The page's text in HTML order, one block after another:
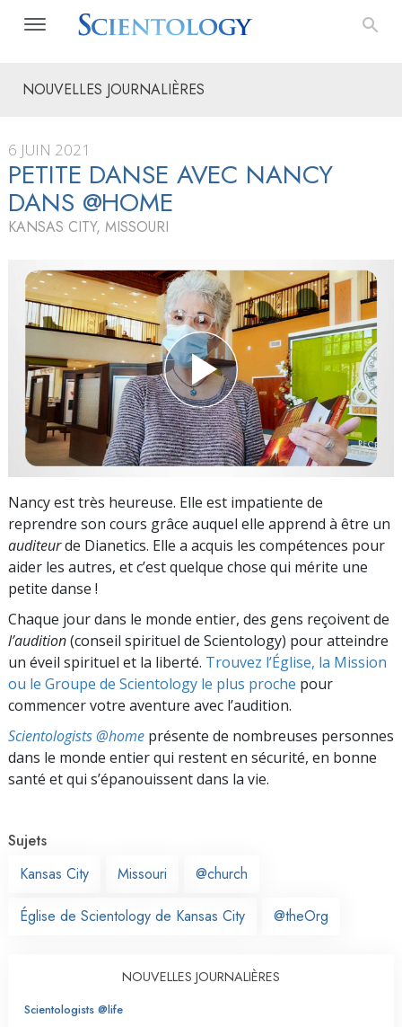
NOUVELLES JOURNALIÈRES
6 JUIN 2021
PETITE DANSE AVEC NANCY
DANS @HOME
KANSAS CITY, MISSOURI
Nancy est très heureuse. Elle est impatiente de
reprendre son cours grâce auquel elle apprend à être un
auditeurde Dianetics. Elle a acquis les compétences pour
aider les autres, et c’est quelque chose qui mérite une
petite danse !
Chaque jour dans le monde entier, des gens reçoivent de
l’audition(conseil spirituel de Scientology) pour atteindre
un éveil spirituel et la liberté. Trouvez l’Église, la Mission
ou le Groupe de Scientology le plus proche pour
commencer votre aventure avec l’audition.
Scientologists @home présente de nombreuses personnes
dans le monde entier qui restent en sécurité, en bonne
santé et qui s’épanouissent dans la vie.
Sujets
Kansas City
Missouri @church
Église de Scientology de Kansas City @theOrg
NOUVELLES JOURNALIÈRES
Scientologists @life